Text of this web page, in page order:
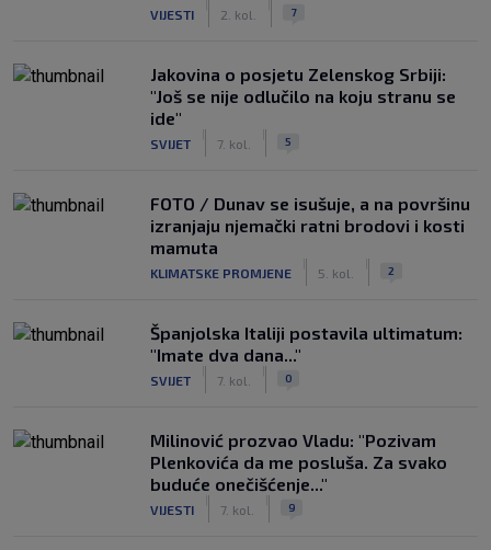
VIJESTI 2. kol. 7
Jakovina o posjetu Zelenskog Srbiji:
"Još se nije odlučilo na koju stranu se
ide"
SVIJET 7. kol. 5
FOTO / Dunav se isušuje, a na površinu
izranjaju njemački ratni brodovi i kosti
mamuta
KLIMATSKE PROMJENE 5. kol. 2
Španjolska Italiji postavila ultimatum:
"Imate dva dana..."
SVIJET 7. kol. 0
Milinović prozvao Vladu: "Pozivam
Plenkovića da me posluša. Za svako
buduće onečišćenje..."
VIJESTI 7. kol. 9